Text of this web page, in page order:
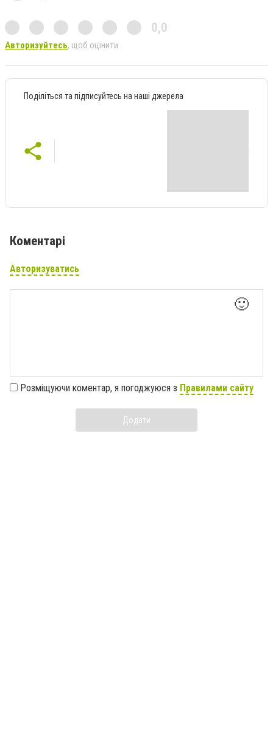
0,0
Авторизуйтесь, щоб оцінити
Поділіться та підписуйтесь на наші джерела
Коментарі
Авторизуватись
🙂
Розміщуючи коментар, я погоджуюся з Правилами сайту
Додати